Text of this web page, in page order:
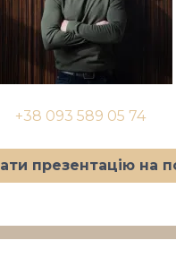
+38 093 589 05 74
презентацію на